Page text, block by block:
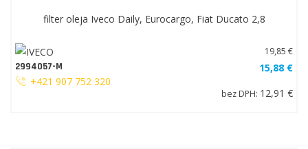
filter oleja Iveco Daily, Eurocargo, Fiat Ducato 2,8
2994057-M
+421 907 752 320
19,85 €
15,88 €
bez DPH: 12,91 €